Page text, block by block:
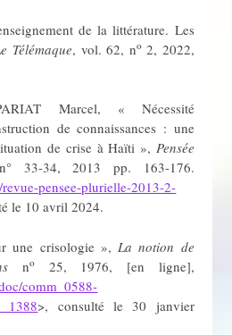
de la littérature. Les
Télémaque, vol. 62, no2, 2022,
Marcel, « Nécessité
de connaissances : une
de crise à Haïti », Pensée
33-34, 2013 pp. 163-176.
pensee-plurielle-2013-2-
le 10 avril 2024.
une crisologie », La notion de
no25, 1976, [en ligne],
comm_0588-
>, consulté le 30 janvier